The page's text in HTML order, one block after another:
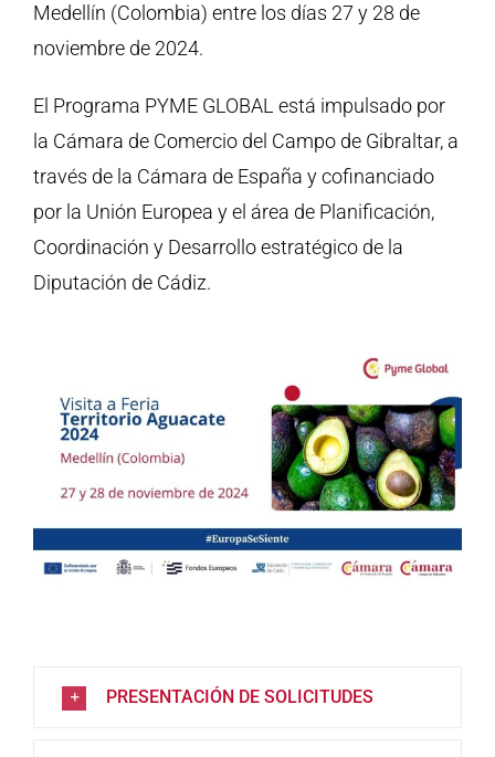
Medellín (Colombia) entre los días 27 y 28 de
noviembre de 2024.
El Programa PYME GLOBAL está impulsado por
la Cámara de Comercio del Campo de Gibraltar, a
través de la Cámara de España y cofinanciado
por la Unión Europea y el área de Planificación,
Coordinación y Desarrollo estratégico de la
Diputación de Cádiz.
PRESENTACIÓN DE SOLICITUDES